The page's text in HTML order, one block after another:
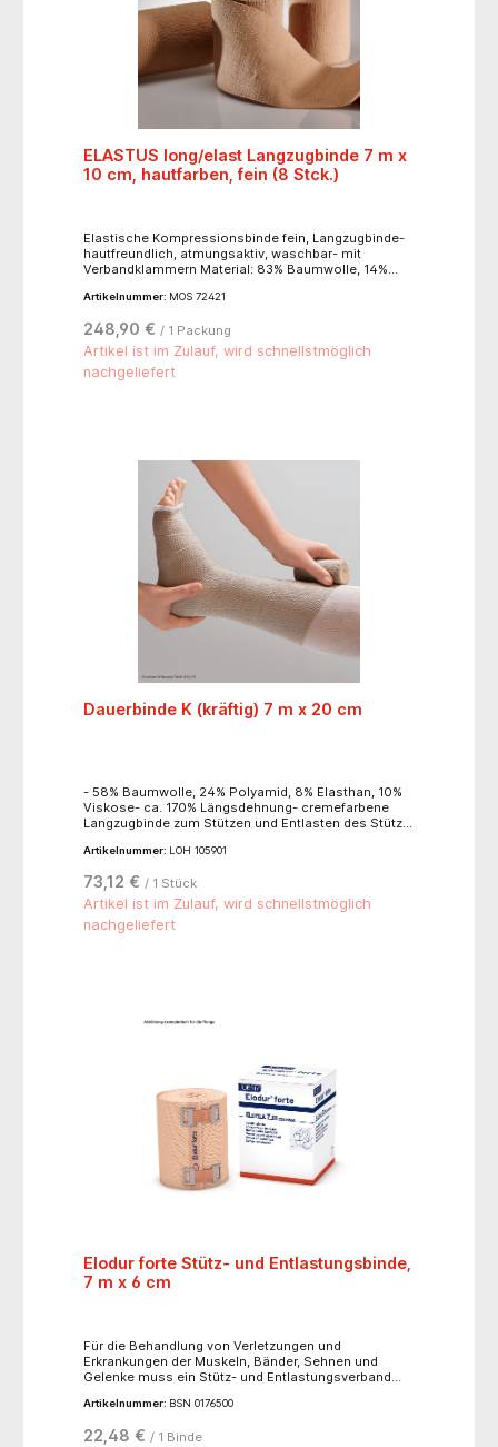
ELASTUS long/elast Langzugbinde 7 m x
10 cm, hautfarben, fein (8 Stck.)
Elastische Kompressionsbinde fein, Langzugbinde-
hautfreundlich, atmungsaktiv, waschbar- mit
Verbandklammern Material: 83% Baumwolle, 14%
Artikelnummer: MOS 72421
248,90 € / 1 Packung
Artikel ist im Zulauf, wird schnellstmöglich
nachgeliefert
Dauerbinde K (kräftig) 7 m x 20 cm
- 58% Baumwolle, 24% Polyamid, 8% Elasthan, 10%
Viskose- ca. 170% Längsdehnung- cremefarbene
Langzugbinde zum Stützen und Entlasten des Stütz-
Verbänden- zur Ruhigstellung von Körperteilen- zur
Kompressionstherapie- leicht anzulegen- das
weiche Bindengewebe passt sich jeder Körperform
an- hohe Rückstellkraft- gute Anschmiegsamkeit-
hoher Ruhedruck, niedriger Arbeitsdruck- griffige
Artikelnummer: LOH 105901
73,12 € / 1 Stück
Artikel ist im Zulauf, wird schnellstmöglich
nachgeliefert
Elodur forte Stütz- und Entlastungsbinde,
7 m x 6 cm
Für die Behandlung von Verletzungen und
Erkrankungen der Muskeln, Bänder, Sehnen und
Gelenke muss ein Stütz- und Entlastungsverband
eine Längsdehnung von ca. 175 %, besteht aus
Kompression. Die Eigenschaften von Elodur® forte
Artikelnummer: BSN 0176500
22,48 € / 1 Binde